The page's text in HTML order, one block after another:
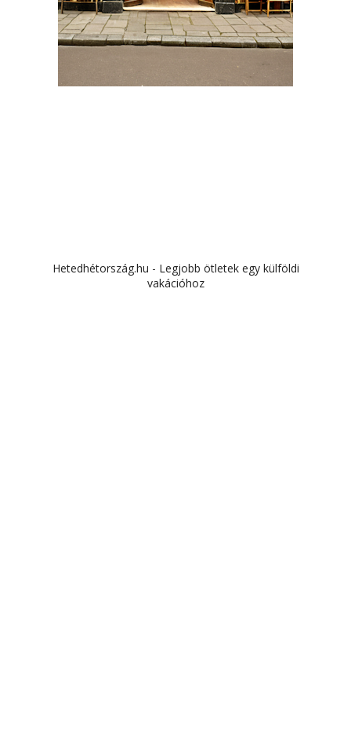
Hetedhétország.hu - Legjobb ötletek egy külföldi
vakációhoz